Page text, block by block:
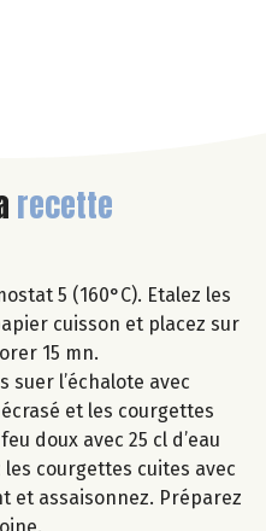
recette
5 (160°C). Etalez les
cuisson et placez sur
15 mn.
suer l’échalote avec
écrasé et les courgettes
doux avec 25 cl d’eau
courgettes cuites avec
et assaisonnez. Préparez